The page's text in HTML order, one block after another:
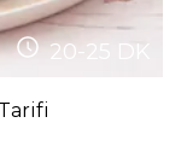
20-25 DK